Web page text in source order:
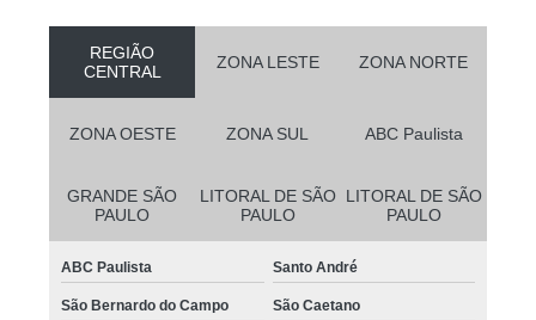
REGIÃO
CENTRAL
ZONA LESTE ZONA NORTE
ZONA OESTE ZONA SUL ABC Paulista
GRANDE SÃO
PAULO
LITORAL DE SÃO
PAULO
LITORAL DE SÃO
PAULO
ABC Paulista Santo André
São Bernardo do Campo São Caetano